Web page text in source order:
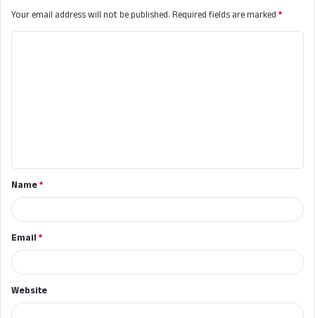
Your email address will not be published.Required fields are marked*
t
*Name*
Email*
Website